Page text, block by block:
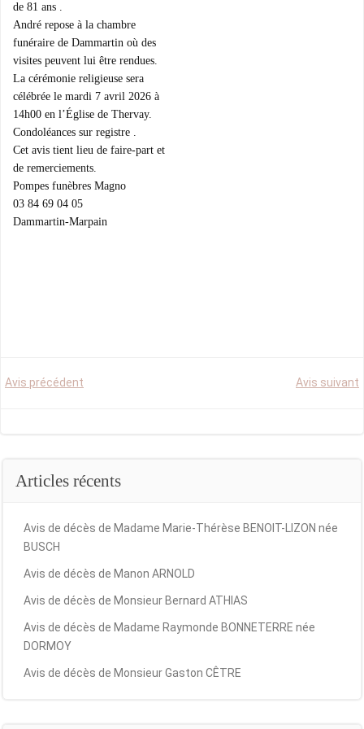
de 81 ans .
André repose à la chambre
funéraire de Dammartin où des
visites peuvent lui être rendues.
La cérémonie religieuse sera
célébrée le mardi 7 avril 2026 à
14h00 en l’Église de Thervay.
Condoléances sur registre .
Cet avis tient lieu de faire-part et
de remerciements.
Pompes funèbres Magno
03 84 69 04 05
Dammartin-Marpain
Post
Avis précédent Avis suivant
Articles récents
Avis de décès de Madame Marie-Thérèse BENOIT-LIZON née
BUSCH
Avis de décès de Manon ARNOLD
Avis de décès de Monsieur Bernard ATHIAS
Avis de décès de Madame Raymonde BONNETERRE née
DORMOY
Avis de décès de Monsieur Gaston CÊTRE